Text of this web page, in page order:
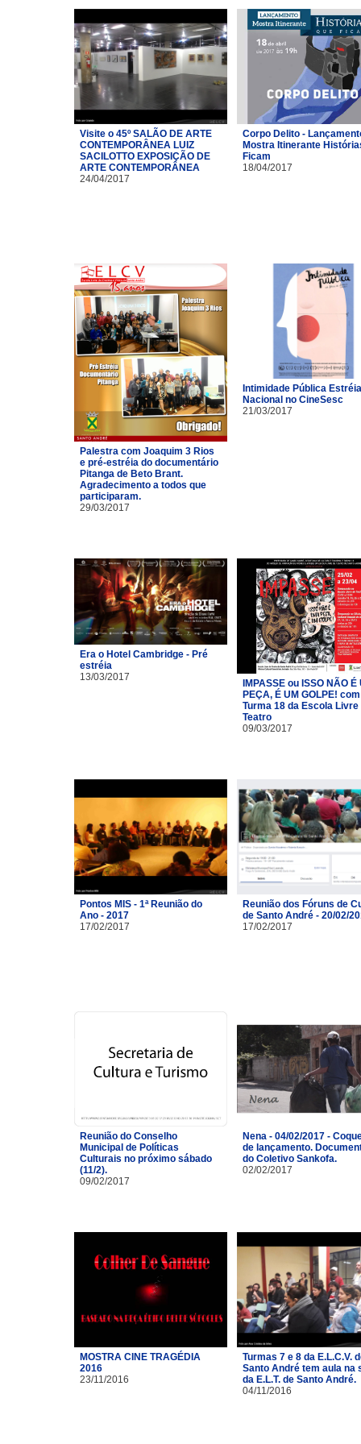
Visite o 45º SALÃO DE ARTE
CONTEMPORÂNEA LUIZ
SACILOTTO EXPOSIÇÃO DE
ARTE CONTEMPORÂNEA
24/04/2017
Corpo Delito -
Mostra Itinerante
Ficam
18/04/2017
Palestra com Joaquim 3 Rios
e pré-estréia do documentário
Pitanga de Beto Brant.
Agradecimento a todos que
participaram.
29/03/2017
Intimidade Pública Estréia
Nacional no CineSesc
21/03/2017
Era o Hotel Cambridge - Pré
estréia
13/03/2017
IMPASSE ou ISSO NÃO É
PEÇA, É UM GOLPE!
Turma 18 da Escola Livre
Teatro​
09/03/2017
Pontos MIS - 1ª Reunião do
Ano - 2017
17/02/2017
Reunião dos Fóruns de
de Santo André - 20/02/
17/02/2017
Reunião do Conselho
Municipal de Políticas
Culturais no próximo sábado
(11/2).
09/02/2017
Nena - 04/02/2017 -
de lançamento.
do Coletivo Sankofa.
02/02/2017
MOSTRA CINE TRAGÉDIA
2016
23/11/2016
Turmas 7 e 8 da E.L.C.V.
Santo André tem aula na
da E.L.T. de Santo André.
04/11/2016